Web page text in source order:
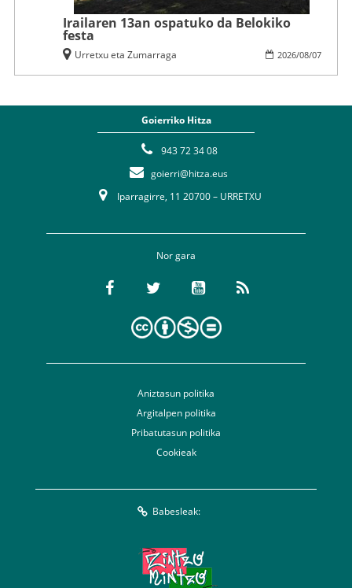
Irailaren 13an ospatuko da Belokiko
festa
2026/08/07
Urretxu eta Zumarraga
Goierriko Hitza
943 72 34 08
goierri@hitza.eus
Iparragirre, 11 20700 – URRETXU
Nor gara
Aniztasun politika
Argitalpen politika
Pribatutasun politika
Cookieak
Babesleak: